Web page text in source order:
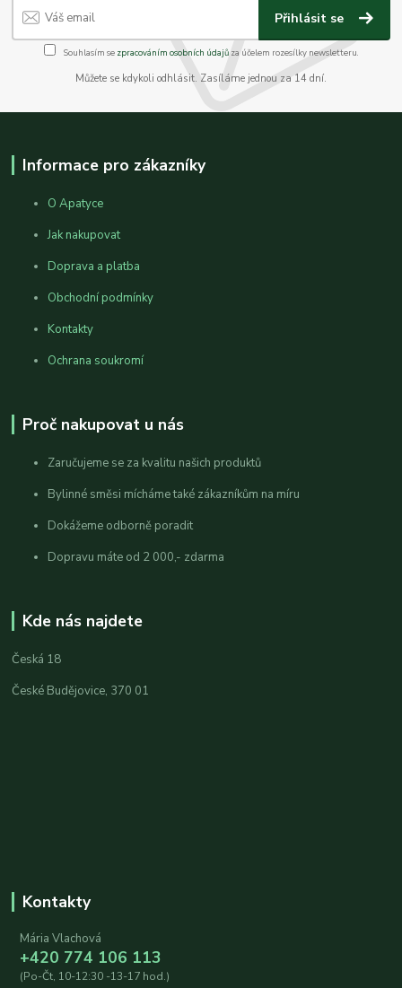
Přihlásit se
Souhlasím se zpracováním osobních údajůza účelem rozesílky newsletteru.
Můžete se kdykoli odhlásit. Zasíláme jednou za 14 dní.
Informace pro zákazníky
O Apatyce
Jak nakupovat
Doprava a platba
Obchodní podmínky
Kontakty
Ochrana soukromí
Proč nakupovat u nás
Zaručujeme se za kvalitu našich produktů
Bylinné směsi mícháme také zákazníkům na míru
Dokážeme odborně poradit
Dopravu máte od 2 000,- zdarma
Kde nás najdete
Česká 18
České Budějovice, 370 01
Kontakty
Mária Vlachová
+420 774 106 113
(Po-Čt, 10-12:30 -13-17 hod.)